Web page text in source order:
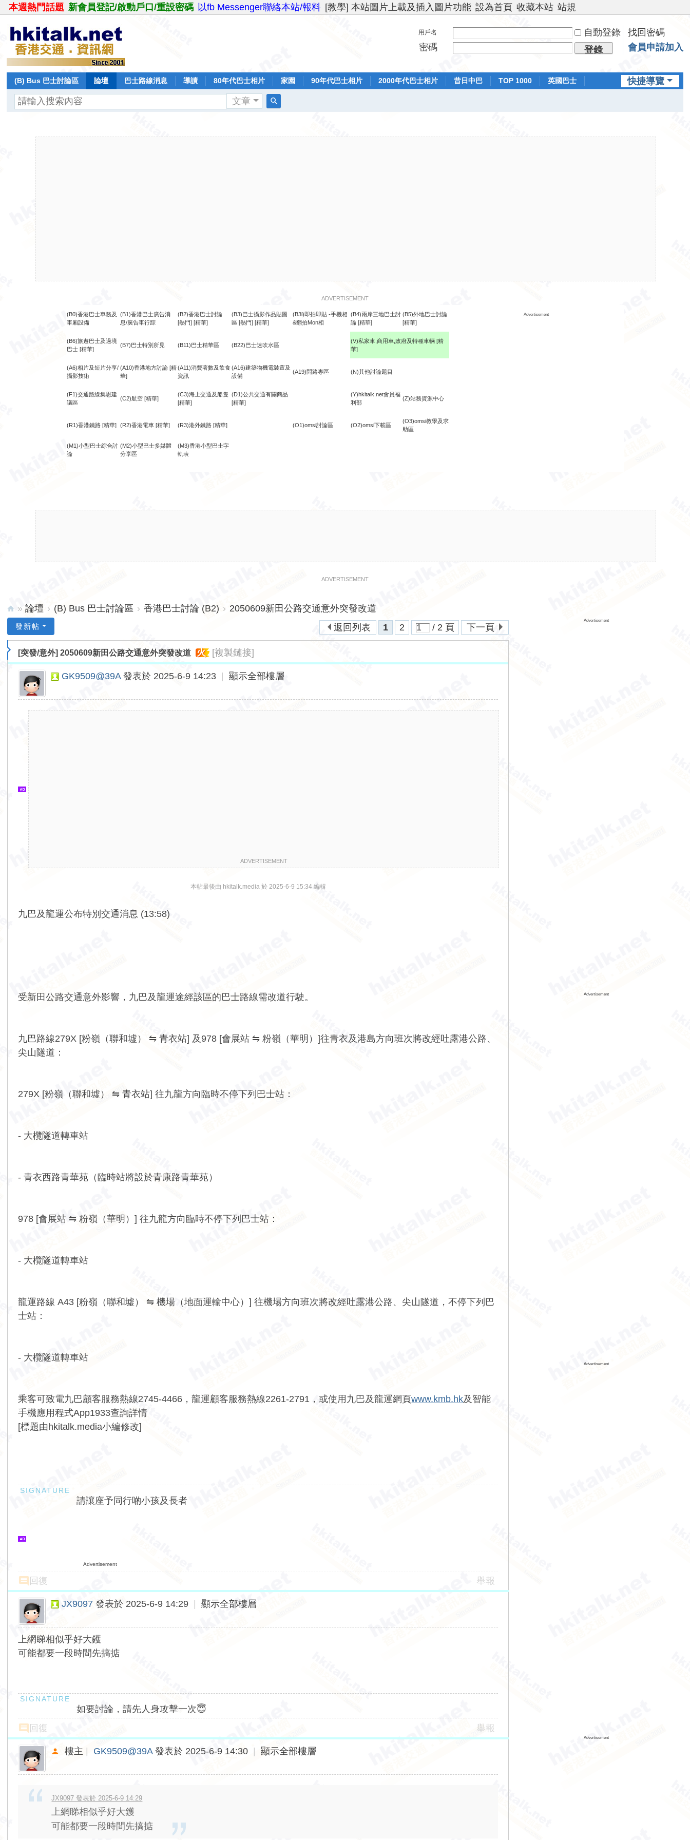
本週熱門話題 新會員登記/啟動戶口/重設密碼 以fb Messenger聯絡本站/報料 [教學] 本站圖片上載及插入圖片功能 設為首頁 收藏本站 站規
用戶名 自動登錄
找回密碼
密碼
登錄 會員申請加入
快捷導覽
(B) Bus 巴士討論區 論壇 巴士路線消息 導讀 80年代巴士相片 家園 90年代巴士相片 2000年代巴士相片 昔日中巴 TOP 1000
英國巴士
文章
ADVERTISEMENT
(B0)香港巴士車務及
車廂設備
(B1)香港巴士廣告消
息/廣告車行踪
(B2)香港巴士討論
[熱門] [精華]
(B3)巴士攝影作品貼圖
區 [熱門] [精華]
(B3i)即拍即貼 -手機相
&翻拍Mon相
(B4)兩岸三地巴士討
論 [精華]
(B5)外地巴士討論
[精華]
Advertisement
(B6)旅遊巴士及過境
巴士 [精華]
(B7)巴士特別所見 (B11)巴士精華區 (B22)巴士迷吹水區
(V)私家車,商用車,政府及特種車輛 [精
華]
(A6)相片及短片分享/
攝影技術
(A10)香港地方討論 [精
華]
(A11)消費著數及飲食
資訊
(A16)建築物機電裝置及
設備
(A19)問路專區 (N)其他討論題目
(F1)交通路線集思建
議區
(C2)航空 [精華]
(C3)海上交通及船隻
[精華]
(D1)公共交通有關商品
[精華]
(Y)hkitalk.net會員福
利部
(Z)站務資源中心
(R1)香港鐵路 [精華] (R2)香港電車 [精華] (R3)港外鐵路 [精華] (O1)omsi討論區 (O2)omsi下載區
(O3)omsi教學及求
助區
(M1)小型巴士綜合討
論
(M2)小型巴士多媒體
分享區
(M3)香港小型巴士字
軌表
ADVERTISEMENT
lk.
» 論壇 › (B) Bus 巴士討論區 › 香港巴士討論 (B2) › 2050609新田公路交通意外突發改道
1
2 / 2 頁 下一頁
返回列表
發新帖
[突發/意外]2050609新田公路交通意外突發改道 火 [複製鏈接]
GK9509@39A 發表於 2025-6-9 14:23 顯示全部樓層
ADVERTISEMENT
本帖最後由 hkitalk.media 於 2025-6-9 15:34 編輯
九巴及龍運公布特別交通消息 (13:58)
受新田公路交通意外影響，九巴及龍運途經該區的巴士路線需改道行駛。
九巴路線279X [粉嶺（聯和墟） ⇋ 青衣站] 及978 [會展站 ⇋ 粉嶺（華明）]往青衣及港島方向班次將改經吐露港公路、
尖山隧道：
279X [粉嶺（聯和墟） ⇋ 青衣站] 往九龍方向臨時不停下列巴士站：
- 大欖隧道轉車站
- 青衣西路青華苑（臨時站將設於青康路青華苑）
978 [會展站 ⇋ 粉嶺（華明）] 往九龍方向臨時不停下列巴士站：
- 大欖隧道轉車站
龍運路線 A43 [粉嶺（聯和墟） ⇋ 機場（地面運輸中心）] 往機場方向班次將改經吐露港公路、尖山隧道，不停下列巴
士站：
- 大欖隧道轉車站
乘客可致電九巴顧客服務熱線2745-4466，龍運顧客服務熱線2261-2791，或使用九巴及龍運網頁www.kmb.hk及智能
手機應用程式App1933查詢詳情
[標題由hkitalk.media小編修改]
請讓座予同行啲小孩及長者
Advertisement
回復 舉報
JX9097 發表於 2025-6-9 14:29 顯示全部樓層
上網睇相似乎好大鑊
可能都要一段時間先搞掂
如要討論，請先人身攻擊一次😇
回復
舉報
樓主 GK9509@39A 發表於 2025-6-9 14:30 顯示全部樓層
JX9097 發表於 2025-6-9 14:29
上網睇相似乎好大鑊
可能都要一段時間先搞掂
Advertisement
Advertisement
Advertisement
Advertisement